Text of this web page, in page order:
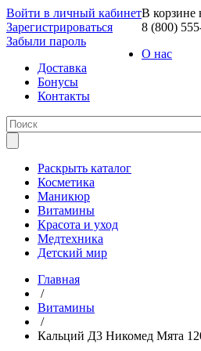
Войти в личный кабинет
Зарегистрироваться
Забыли пароль
В корзине
8 (800)
О нас
Доставка
Бонусы
Контакты
Раскрыть каталог
Косметика
Маникюр
Витамины
Красота и уход
Медтехника
Детский мир
Главная
/
Витамины
/
Кальций Д3 Никомед Мята